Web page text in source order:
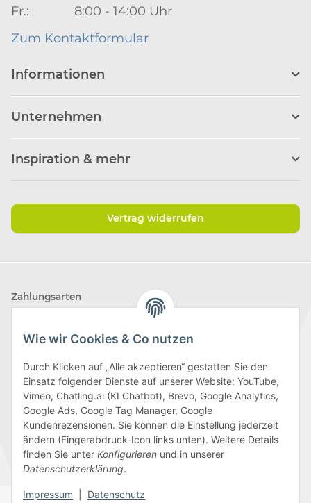
Wie wir Cookies & Co nutzen
Durch Klicken auf „Alle akzeptieren“ gestatten Sie den
Einsatz folgender Dienste auf unserer Website: YouTube,
Vimeo, Chatling.ai (KI Chatbot), Brevo, Google Analytics,
Google Ads, Google Tag Manager, Google
Kundenrezensionen. Sie können die Einstellung jederzeit
ändern (Fingerabdruck-Icon links unten). Weitere Details
finden Sie unter Konfigurieren und in unserer
Datenschutzerklärung.
Impressum Datenschutz
Fr.: 8:00 - 14:00 Uhr
Zum Kontaktformular
Informationen
Unternehmen
Inspiration & mehr
Vertrag widerrufen
Zahlungsarten
Wir versenden mit
Folge uns